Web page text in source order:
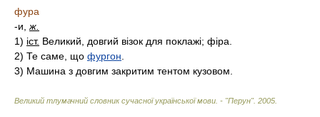
фура
-и, ж.
1) іст. Великий, довгий візок для поклажі; фіра.
2) Те саме, що фургон
3) Машина з довгим закритим тентом кузовом.
Великий тлумачний словник сучасної української мови. - "Перун". 2005